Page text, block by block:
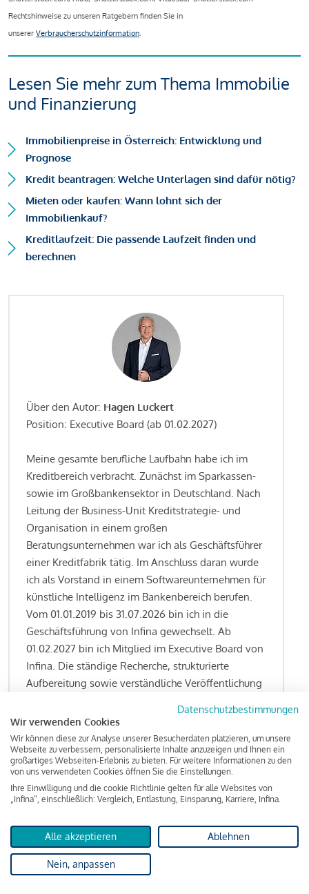
Rechtshinweise zu unseren Ratgebern finden Sie in
unserer Verbraucherschutzinformation.
Lesen Sie mehr zum Thema Immobilie
und Finanzierung
Immobilienpreise in Österreich: Entwicklung und
Prognose
Kredit beantragen: Welche Unterlagen sind dafür nötig?
Mieten oder kaufen: Wann lohnt sich der
Immobilienkauf?
Kreditlaufzeit: Die passende Laufzeit finden und
berechnen
Über den Autor: Hagen Luckert
Position: Executive Board (ab 01.02.2027)
Meine gesamte berufliche Laufbahn habe ich im
Kreditbereich verbracht. Zunächst im Sparkassen-
sowie im Großbankensektor in Deutschland. Nach
Leitung der Business-Unit Kreditstrategie- und
Organisation in einem großen
Beratungsunternehmen war ich als Geschäftsführer
einer Kreditfabrik tätig. Im Anschluss daran wurde
ich als Vorstand in einem Softwareunternehmen für
künstliche Intelligenz im Bankenbereich berufen.
Vom 01.01.2019 bis 31.07.2026 bin ich in die
Geschäftsführung von Infina gewechselt. Ab
01.02.2027 bin ich Mitglied im Executive Board von
Infina. Die ständige Recherche, strukturierte
Aufbereitung sowie verständliche Veröffentlichung
Kreditgeschäft gehören zu den wesentlichen
Schwerpunktsetzungen meiner Funktion.
Lesen Sie meine Finanzierungs-Tipps
KreditindexDas Wohnkredit Barometer
Datenschutzbestimmungen
Wir verwenden Cookies
Wir können diese zur Analyse unserer Besucherdaten platzieren, um unsere
Webseite zu verbessern, personalisierte Inhalte anzuzeigen und Ihnen ein
großartiges Webseiten-Erlebnis zu bieten. Für weitere Informationen zu den
von uns verwendeten Cookies öffnen Sie die Einstellungen.
Ihre Einwilligung und die cookie Richtlinie gelten für alle Websites von
„Infina“, einschließlich: Vergleich, Entlastung, Einsparung, Karriere, Infina.
Alle akzeptieren Ablehnen
Nein, anpassen